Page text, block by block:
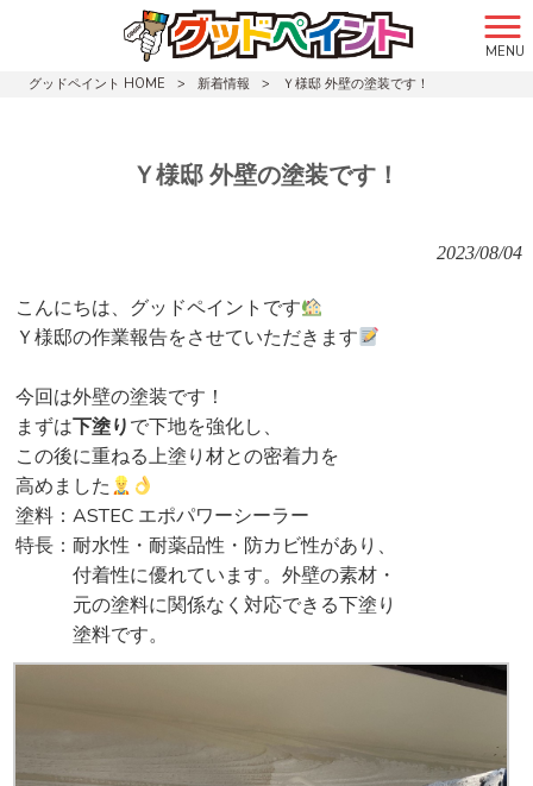
MENU
グッドペイント HOME
> 新着情報 > Ｙ様邸 外壁の塗装です！
Ｙ様邸 外壁の塗装です！
2023/08/04
こんにちは、グッドペイントです
Ｙ様邸の作業報告をさせていただきます
今回は外壁の塗装です！
まずは下塗りで下地を強化し、
この後に重ねる上塗り材との密着力を
高めました
塗料：ASTEC エポパワーシーラー
特長：耐水性・耐薬品性・防カビ性があり、
付着性に優れています。外壁の素材・
元の塗料に関係なく対応できる下塗り
塗料です。